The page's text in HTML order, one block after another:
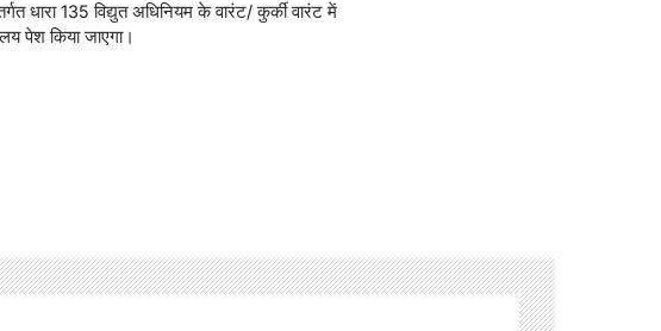
धारा 135 विद्युत अधिनियम के वारंट/ कुर्की वारंट में
पेश किया जाएगा।